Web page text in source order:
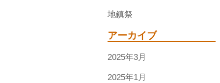
地鎮祭
アーカイブ
2025年3月
2025年1月